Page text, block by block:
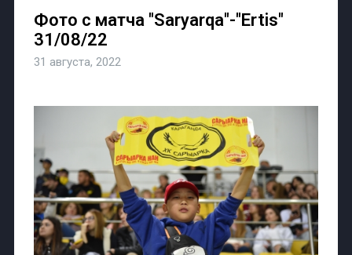
Фото с матча "Saryarqa"-"Ertis"
31/08/22
31 августа, 2022